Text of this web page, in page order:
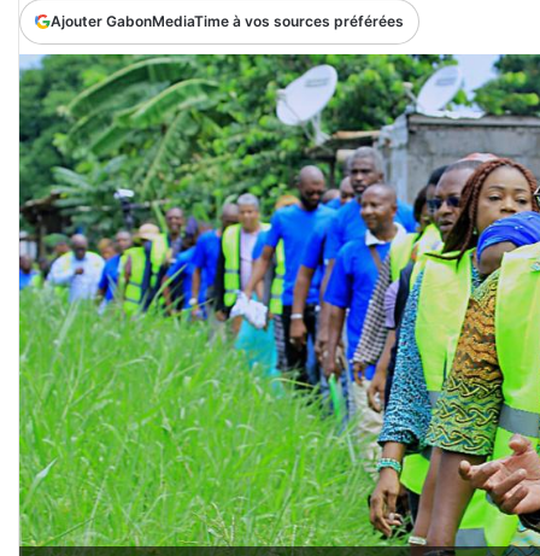
Ajouter GabonMediaTime à vos sources préférées